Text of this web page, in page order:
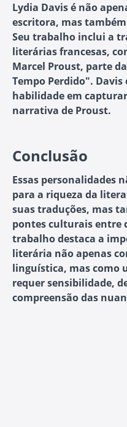
Lydia Davis é não
escritora, mas
Seu trabalho inclui a
literárias francesas,
Marcel Proust, parte
Tempo Perdido". Davis
habilidade em
narrativa de Proust.
Conclusão
Essas personalidades
para a riqueza da
suas traduções, mas
pontes culturais entre
trabalho destaca a
literária não apenas
linguística, mas como
requer sensibilidade,
compreensão das